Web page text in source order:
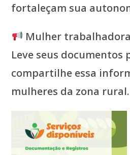
fortaleçam sua
Mulher
Leve seus documentos
compartilhe essa
mulheres da zona rural.